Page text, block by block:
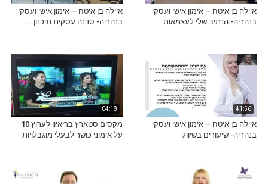
איילה בן איטח – אימון אישי ועסקי
בנהריה- הנתיב שלי לעצמאות
איילה בן איטח – אימון אישי ועסקי
בנהריה- סדנה עסקית תיכנון...
41:56
איילה בן איטח – אימון אישי ועסקי
בנהריה- שיעורים בשיווק
04:18
מקסים סטארץ בריאיון לערוץ 10
על אימוני כושר לבעלי מוגבלויות